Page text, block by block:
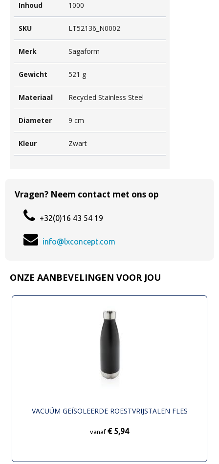
Inhoud 1000
SKU LT52136_N0002
Merk Sagaform
Gewicht 521 g
Materiaal Recycled Stainless Steel
Diameter 9 cm
Kleur Zwart
Vragen? Neem contact met ons op
+32(0)16 43 54 19
info@lxconcept.com
ONZE AANBEVELINGEN VOOR JOU
VACUÜM GEÏSOLEERDE ROESTVRIJSTALEN FLES
vanaf € 5,94